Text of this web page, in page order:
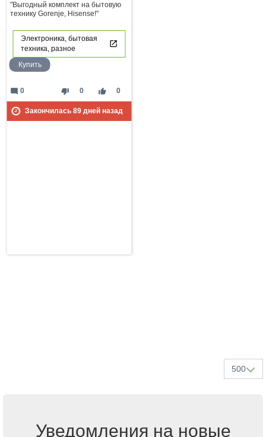
"Выгодный комплект на бытовую
технику Gorenje, Hisense!"
Электроника, бытовая
техника, разное
Купить
thumb_down 0 thumb_up 0
mode_comment 0
Закончилась 89дней назад
500
Уведомления на новые